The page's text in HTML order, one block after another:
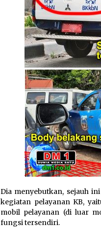
Dia menyebutkan, sejauh
kegiatan pelayanan KB,
mobil pelayanan (di luar
fungsi tersendiri.